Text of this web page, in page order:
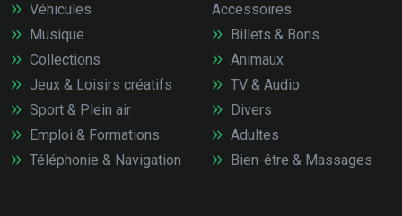
Véhicules
Accessoires
Musique
Collections
Jeux & Loisirs créatifs
Sport & Plein air
Emploi & Formations
Téléphonie & Navigation
Billets & Bons
Animaux
TV & Audio
Divers
Adultes
Bien-être & Massages